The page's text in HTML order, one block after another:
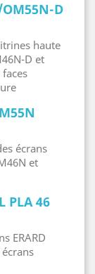
D
haute
D et
écrans
et
PLA 46
ERARD